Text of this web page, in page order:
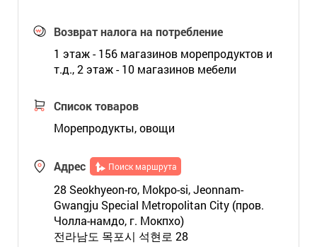
Возврат налога на потребление
1 этаж - 156 магазинов морепродуктов и
т.д., 2 этаж - 10 магазинов мебели
Список товаров
Морепродукты, овощи
Адрес Поиск маршрута
28 Seokhyeon-ro, Mokpo-si, Jeonnam-
Gwangju Special Metropolitan City (пров.
Чолла-намдо, г. Мокпхо)
전라남도 목포시 석현로 28